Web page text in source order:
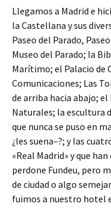
Llegamos a Madrid e
la Castellana y sus
Paseo del Parado,
Museo del Parado; la
Marítimo; el Palacio de
Comunicaciones; Las
de arriba hacia abajo; el
Naturales; la escultura
que nunca se puso en
¿les suena–?; y las
«Real Madrid» y que
perdone Fundeu, pero
de ciudad o algo
fuimos a nuestro hotel